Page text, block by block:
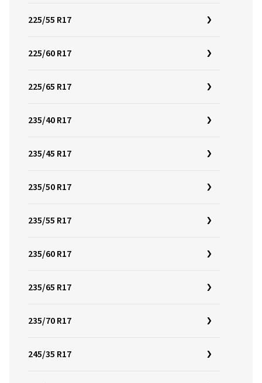
225/55 R17
225/60 R17
225/65 R17
235/40 R17
235/45 R17
235/50 R17
235/55 R17
235/60 R17
235/65 R17
235/70 R17
245/35 R17